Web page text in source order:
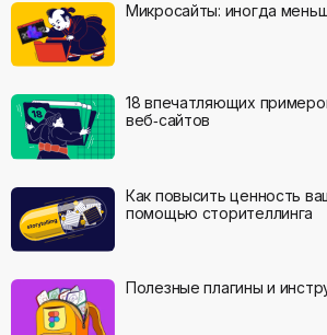
Микросайты: иногда
18 впечатляющих
веб‑сайтов
Как повысить ценность
помощью сторителлинга
Полезные плагины и